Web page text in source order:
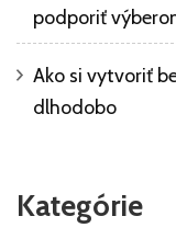
podporiť
Ako si vytvoriť
dlhodobo
Kategórie